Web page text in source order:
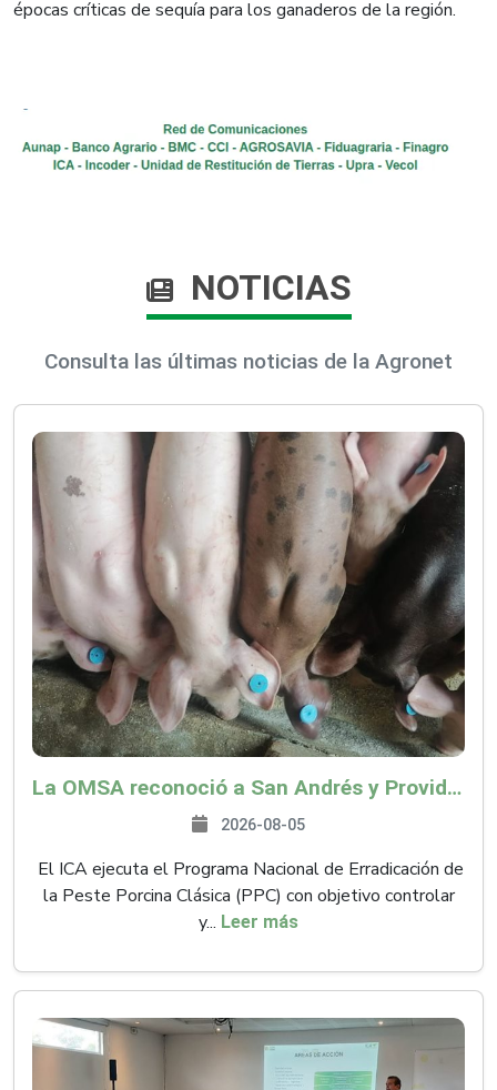
épocas críticas de sequía para los ganaderos de la región.
NOTICIAS
Consulta las últimas noticias de la Agronet
La OMSA reconoció a San Andrés y Providencia como zona libre de Peste Porcina Clásica (PPC)
2026-08-05
El ICA ejecuta el Programa Nacional de Erradicación de
la Peste Porcina Clásica (PPC) con objetivo controlar
y... Leer más